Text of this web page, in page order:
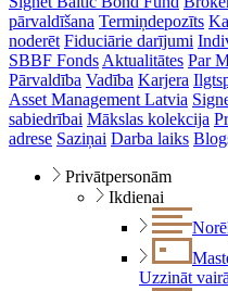
pārvaldīšana Termiņdepozīts
noderēt Fiduciārie darījumi
SBBF Fonds Aktualitātes Par
Pārvaldība Vadība Karjera
Asset Management Latvia
sabiedrībai Mākslas kolekcija
adrese Saziņai Darba laiks
Privātpersonām
Ikdienai
Uzzināt